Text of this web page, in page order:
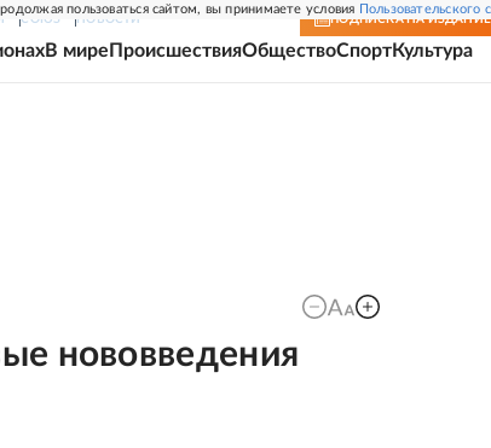
пользоваться сайтом, вы принимаете условия Пользовательского
СОЮЗ НОВОСТИ ПОДПИСКА НА ИЗДАНИЕ
В мире ПроисшествияОбществоСпортКультура
нововведения